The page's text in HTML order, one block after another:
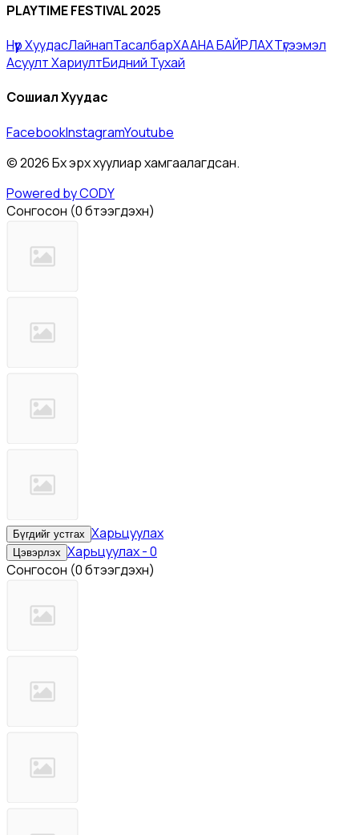
PLAYTIME FESTIVAL 2025
Нүүр Хуудас​ЛайнапТасалбарХААНА БАЙРЛАХТүгээмэл
Асуулт Хариулт​Бидний Тухай
Сошиал Хуудас
FacebookInstagramYoutube
©2026Бүх эрх хуулиар хамгаалагдсан.
Powered by CODY
Сонгосон (0 бүтээгдэхүүн)
Бүгдийг устгах Харьцуулах
Цэвэрлэх Харьцуулах-0
Сонгосон (0 бүтээгдэхүүн)